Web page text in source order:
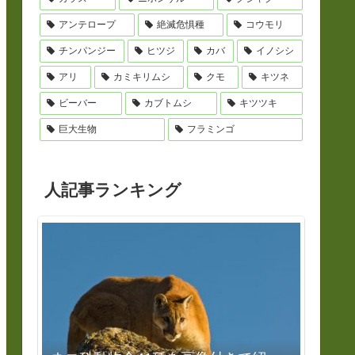
アンテロープ 絶滅危惧種 コウモリ
チンパンジー ヒツジ カバ イノシシ
アリ カミキリムシ クモ キツネ
ビーバー カブトムシ キツツキ
巨大生物 フラミンゴ
人記事ランキング